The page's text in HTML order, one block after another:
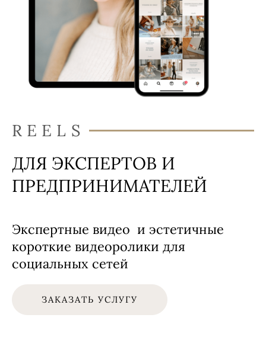
REELS
ДЛЯ ЭКСПЕРТОВ И
ПРЕДПРИНИМАТЕЛЕЙ
Экспертные видео и эстетичные
короткие видеоролики для
социальных сетей
ЗАКАЗАТЬ УСЛУГУ